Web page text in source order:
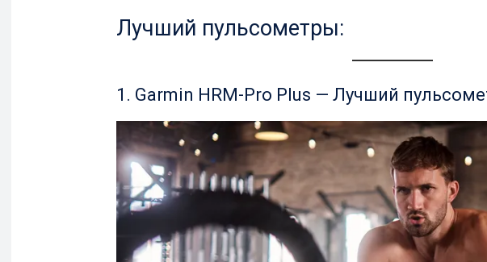
Лучший пульсометры:
1. Garmin HRM-Pro Plus — Лучший